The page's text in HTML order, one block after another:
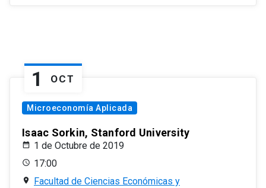
1 OCT
Microeconomía Aplicada
Isaac Sorkin, Stanford University
1 de Octubre de 2019
17:00
Facultad de Ciencias Económicas y